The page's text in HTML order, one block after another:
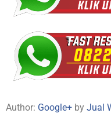
Author: Google+ by Jual